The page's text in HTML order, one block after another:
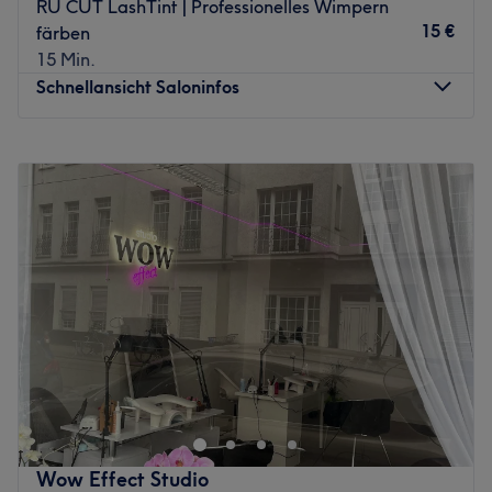
RÜ CUT LashTint | Professionelles Wimpern
färben
15 Min.
15 €
Schnellansicht Saloninfos
Dienstag
09:00 – 18:30
Mittwoch
09:00 –18:30
Donnerstag
09:00– 18:30
Freitag
09:00 – 18:30
Samstag
– 16:00
Geschlossen
Suchst du einen ausgezeichneten Friseur in deiner Nähe?
Dann ist der Salon Rü Cut in Essen, Rüttenscheid wie für
dich gemacht. Hier wirst du verwöhnt und deine
individuelle Wunschfrisur wird mit passender Beratung
gefunden.
Wow Effect Studio